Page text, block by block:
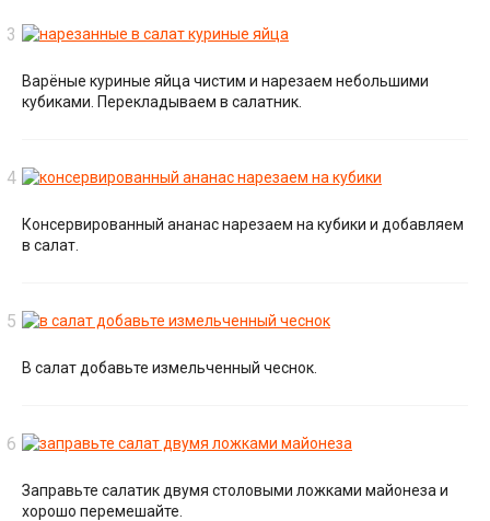
Варёные куриные яйца чистим и нарезаем небольшими
кубиками. Перекладываем в салатник.
Консервированный ананас нарезаем на кубики и добавляем
в салат.
В салат добавьте измельченный чеснок.
Заправьте салатик двумя столовыми ложками майонеза и
хорошо перемешайте.